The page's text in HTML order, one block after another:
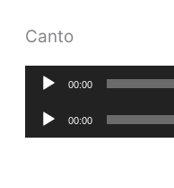
Canto
Reproductor
audio
00:00
Reproductor
00:00